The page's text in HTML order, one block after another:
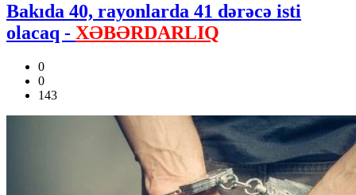
Bakıda 40, rayonlarda 41 dərəcə isti
olacaq - XƏBƏRDARLIQ
0
0
143